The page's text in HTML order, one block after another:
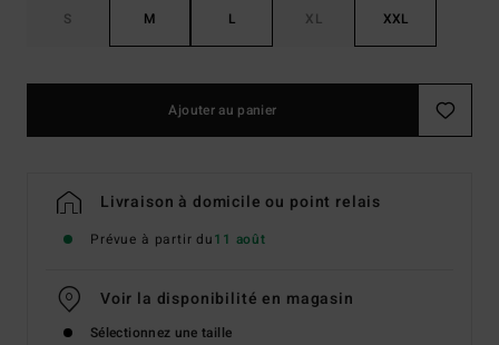
S M L XL XXL
Ajouter au panier
Livraison à domicile ou point relais
Prévue à partir du11 août
Voir la disponibilité en magasin
Sélectionnez une taille